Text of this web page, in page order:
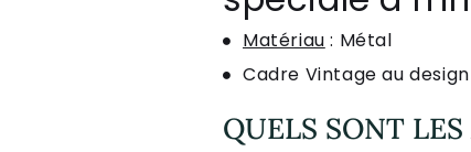
Matériau : Métal
Cadre Vintage au
QUELS SONT